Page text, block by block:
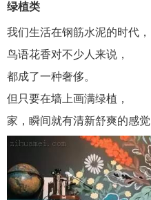
绿植类
我们生活在钢筋水泥的时代，
鸟语花香对不少人来说，
都成了一种奢侈。
但只要在墙上画满绿植，
家，瞬间就有清新舒爽的感觉